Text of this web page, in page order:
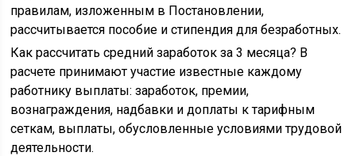
правилам, изложенным в Постановлении,
рассчитывается пособие и стипендия для безработных.
Как рассчитать средний заработок за 3 месяца? В
расчете принимают участие известные каждому
работнику выплаты: заработок, премии,
вознаграждения, надбавки и доплаты к тарифным
сеткам, выплаты, обусловленные условиями трудовой
деятельности.